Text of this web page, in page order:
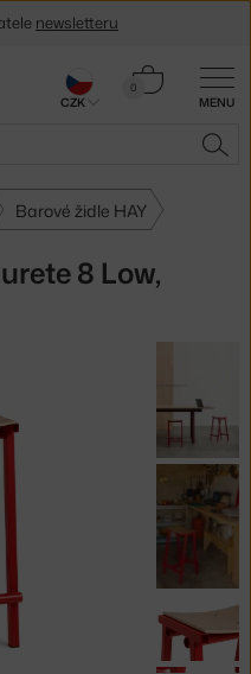
MENU
0
Košík
Barové židle HAY
8 Low,
newsletteru
CZK